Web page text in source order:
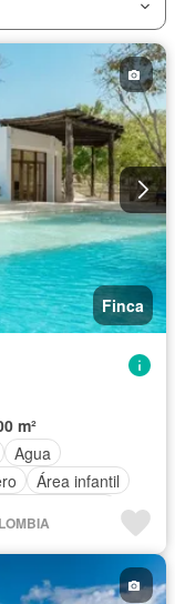
Finca
m²
Agua
Área infantil
Estudio
Patio